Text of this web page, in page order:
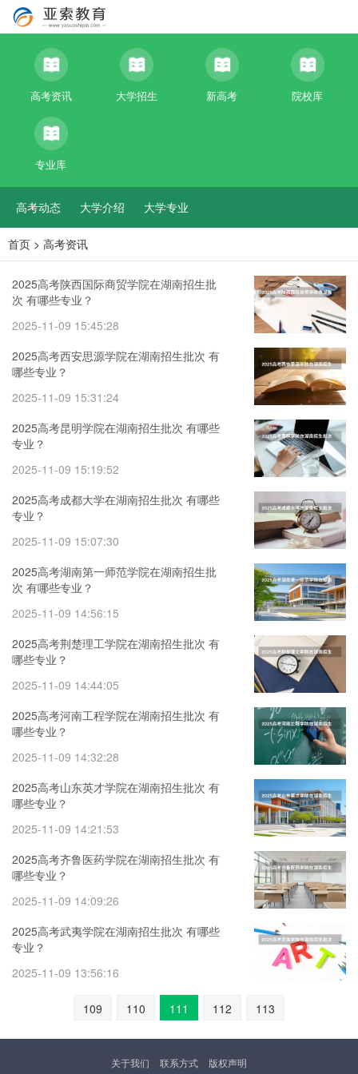
高考资讯 大学招生 新高考 院校库
专业库
高考动态 大学介绍 大学专业
首页 > 高考资讯
2025高考陕西国际商贸学院在湖南招生批
次 有哪些专业？
2025-11-09 15:45:28
2025高考西安思源学院在湖南招生批次 有
哪些专业？
2025-11-09 15:31:24
2025高考昆明学院在湖南招生批次 有哪些
专业？
2025-11-09 15:19:52
2025高考成都大学在湖南招生批次 有哪些
专业？
2025-11-09 15:07:30
2025高考湖南第一师范学院在湖南招生批
次 有哪些专业？
2025-11-09 14:56:15
2025高考荆楚理工学院在湖南招生批次 有
哪些专业？
2025-11-09 14:44:05
2025高考河南工程学院在湖南招生批次 有
哪些专业？
2025-11-09 14:32:28
2025高考山东英才学院在湖南招生批次 有
哪些专业？
2025-11-09 14:21:53
2025高考齐鲁医药学院在湖南招生批次 有
哪些专业？
2025-11-09 14:09:26
2025高考武夷学院在湖南招生批次 有哪些
专业？
2025-11-09 13:56:16
109 110 111 112 113
关于我们 联系方式 版权声明